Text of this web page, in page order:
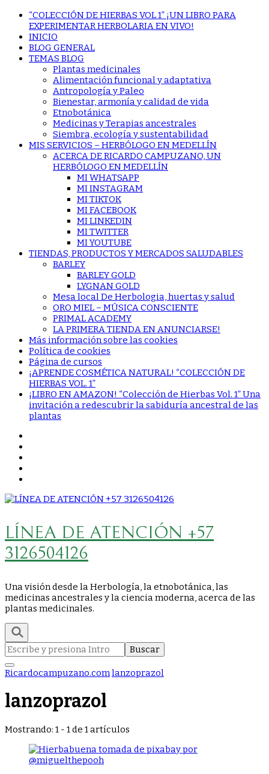
“COLECCIÓN DE HIERBAS VOL 1” ¡UN LIBRO PARA
EXPERIMENTAR HERBOLARIA EN VIVO!
INICIO
BLOG GENERAL
TEMAS BLOG
Plantas medicinales
Alimentación funcional y adaptativa
Antropología y Paleo
Bienestar, armonía y calidad de vida
Etnobotánica
Medicinas y Terapias ancestrales
Siembra, ecología y sustentabilidad
MIS SERVICIOS – HERBÓLOGO EN MEDELLÍN
ACERCA DE RICARDO CAMPUZANO, UN
HERBÓLOGO EN MEDELLÍN
MI WHATSAPP
MI INSTAGRAM
MI TIKTOK
MI FACEBOOK
MI LINKEDIN
MI TWITTER
MI YOUTUBE
TIENDAS, PRODUCTOS Y MERCADOS SALUDABLES
BARLEY
BARLEY GOLD
LYGNAN GOLD
Mesa local De Herbologia, huertas y salud
ORO MIEL – MÚSICA CONSCIENTE
PRIMAL ACADEMY
LA PRIMERA TIENDA EN ANUNCIARSE!
Más información sobre las cookies
Política de cookies
Página de cursos
¡APRENDE COSMÉTICA NATURAL! “COLECCIÓN DE
HIERBAS VOL. 1”
¡LIBRO EN AMAZON! “Colección de Hierbas Vol. 1” Una
invitación a redescubrir la sabiduría ancestral de las
plantas
LÍNEA DE ATENCIÓN +57
3126504126
Una visión desde la Herbología, la etnobotánica, las
medicinas ancestrales y la ciencia moderna, acerca de las
plantas medicinales.
Buscar:
Ricardocampuzano.comlanzoprazol
lanzoprazol
Mostrando: 1 - 1 de 1 artículos